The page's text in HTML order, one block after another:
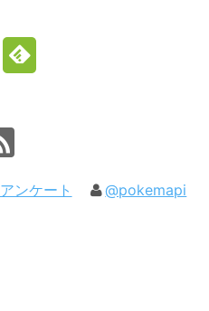
アンケート @pokemapi